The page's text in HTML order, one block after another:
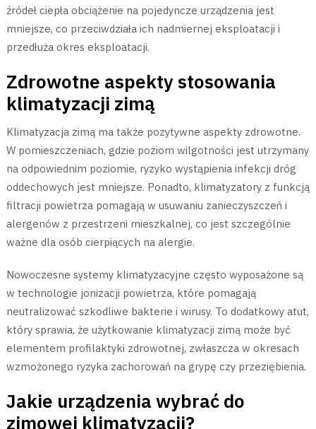
źródeł ciepła obciążenie na pojedyncze urządzenia jest
mniejsze, co przeciwdziała ich nadmiernej eksploatacji i
przedłuża okres eksploatacji.
Zdrowotne aspekty stosowania
klimatyzacji zimą
Klimatyzacja zimą ma także pozytywne aspekty zdrowotne.
W pomieszczeniach, gdzie poziom wilgotności jest utrzymany
na odpowiednim poziomie, ryzyko wystąpienia infekcji dróg
oddechowych jest mniejsze. Ponadto, klimatyzatory z funkcją
filtracji powietrza pomagają w usuwaniu zanieczyszczeń i
alergenów z przestrzeni mieszkalnej, co jest szczególnie
ważne dla osób cierpiących na alergie.
Nowoczesne systemy klimatyzacyjne często wyposażone są
w technologie jonizacji powietrza, które pomagają
neutralizować szkodliwe bakterie i wirusy. To dodatkowy atut,
który sprawia, że użytkowanie klimatyzacji zimą może być
elementem profilaktyki zdrowotnej, zwłaszcza w okresach
wzmożonego ryzyka zachorowań na grypę czy przeziębienia.
Jakie urządzenia wybrać do
zimowej klimatyzacji?